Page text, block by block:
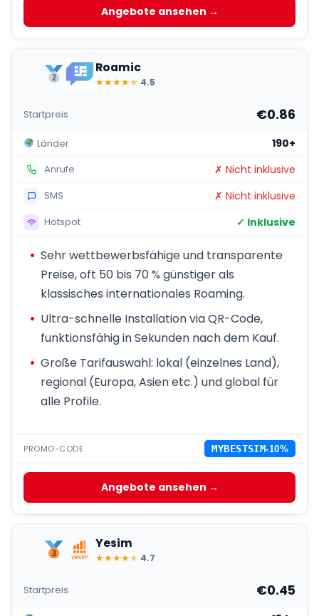
Angebote ansehen →
Roamic
★★★★★ 4.5
Startpreis €0.86
Länder 190+
Anrufe ✗ Nicht inklusive
SMS ✗ Nicht inklusive
Hotspot ✓ Inklusive
Sehr wettbewerbsfähige und transparente
Preise, oft 50 bis 70 % günstiger als
klassisches internationales Roaming.
Ultra-schnelle Installation via QR-Code,
funktionsfähig in Sekunden nach dem Kauf.
Große Tarifauswahl: lokal (einzelnes Land),
regional (Europa, Asien etc.) und global für
alle Profile.
PROMO-CODE MYBESTSIM-10%
Angebote ansehen →
Yesim
★★★★★ 4.7
Startpreis €0.45